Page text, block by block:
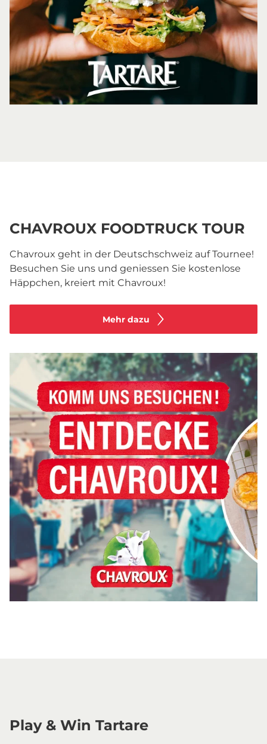
CHAVROUX FOODTRUCK TOUR
Chavroux geht in der Deutschschweiz auf Tournee!
Besuchen Sie uns und geniessen Sie kostenlose
Häppchen, kreiert mit Chavroux!
Mehr dazu
Play & Win Tartare